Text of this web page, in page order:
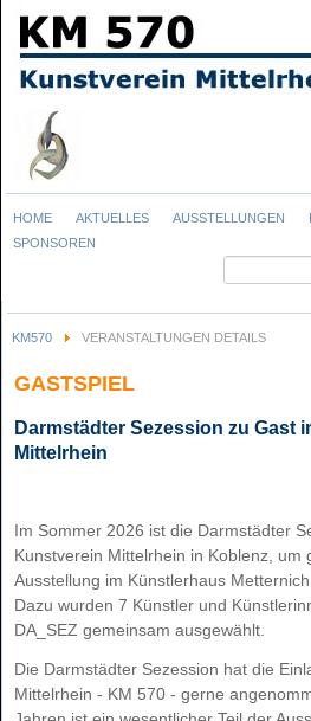
Navigation
überspringen
HOME AKTUELLES AUSSTELLUNGEN
SPONSOREN
KM570 VERANSTALTUNGEN DETAILS
GASTSPIEL
Darmstädter Sezession zu Gast
Mittelrhein
Im Sommer 2026 ist die Darmstädter
Kunstverein Mittelrhein in Koblenz, um
Ausstellung im Künstlerhaus Metternich
Dazu wurden 7 Künstler und
DA_SEZ gemeinsam ausgewählt.
Die Darmstädter Sezession hat die
Mittelrhein - KM 570 - gerne